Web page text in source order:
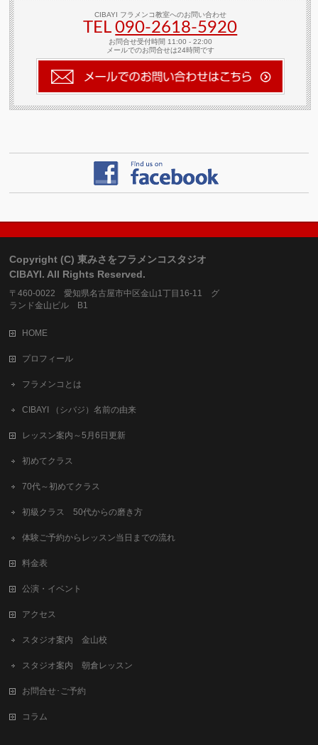
CIBAYI フラメンコ教室へのお問い合わせ
TEL090-2618‐5920
お問合せ受付時間 11:00 - 22:00
メールでのお問合せは24時間です
Copyright (C) 東みさをフラメンコスタジオ
CIBAYI. All Rights Reserved.
〒460-0022 愛知県名古屋市中区金山1丁目16-11 グ
ランド金山ビル B1
HOME
プロフィール
フラメンコとは
CIBAYI （シバジ）名前の由来
レッスン案内～5月6日更新
初めてクラス
70代～初めてクラス
初級クラス 50代からの磨き方
体験ご予約からレッスン当日までの流れ
料金表
公演・イベント
アクセス
スタジオ案内 金山校
スタジオ案内 朝倉レッスン
お問合せ･ご予約
コラム